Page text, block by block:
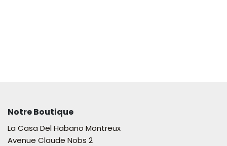
Notre Boutique
La Casa Del Habano Montreux
Avenue Claude Nobs 2